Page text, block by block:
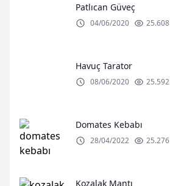
Patlıcan Güveç
04/06/2020 25.608
Havuç Tarator
08/06/2020 25.592
Domates Kebabı
28/04/2022 25.276
Kozalak Mantı